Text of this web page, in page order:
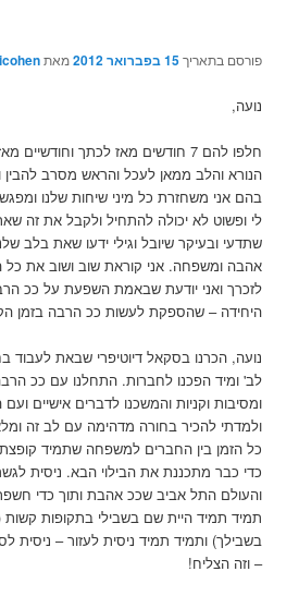
פורסם בתאריך15 בפברואר 2012 מאת
נועה,
חלפו להם 7 חודשים מאז לכתך
הנורא והלב ממאן לעכל והראש מסרב להבין
בהם אני משחזרת כל מיני שיחות שלנו
לי ופשוט לא יכולה להתחיל ולקבל את זה
שתדעי ובעיקר שיובל וגילי ידעו שאת בלב
אהבה ומשפחה. אני קוראת שוב ושוב את
לזכרך ואני יודעת שבאמת השפעת על ככ
היחידה – שהספקת לעשות ככ הרבה בזמן
נועה, הכרנו בסקאל דיוטיפרי שבאת לעבוד
לב' ומיד הפכנו לחברות. התחלנו עם ככ
ומסיבות וקניות והמשכנו לדברים אישיים
ולמדתי להכיר בחורה מדהימה עם לב זה
כל הזמן בין החברים למשפחה שתמיד
כדי כבר מתכננת את הבילוי הבא. ניסית
והעולם התל אביב שככ אהבת ותוך כדי
תמיד תמיד היית שם בשבילי בתקופות קשות
בשבילך) ותמיד תמיד ניסית לעזור – ניסית
– וזה הצליח!